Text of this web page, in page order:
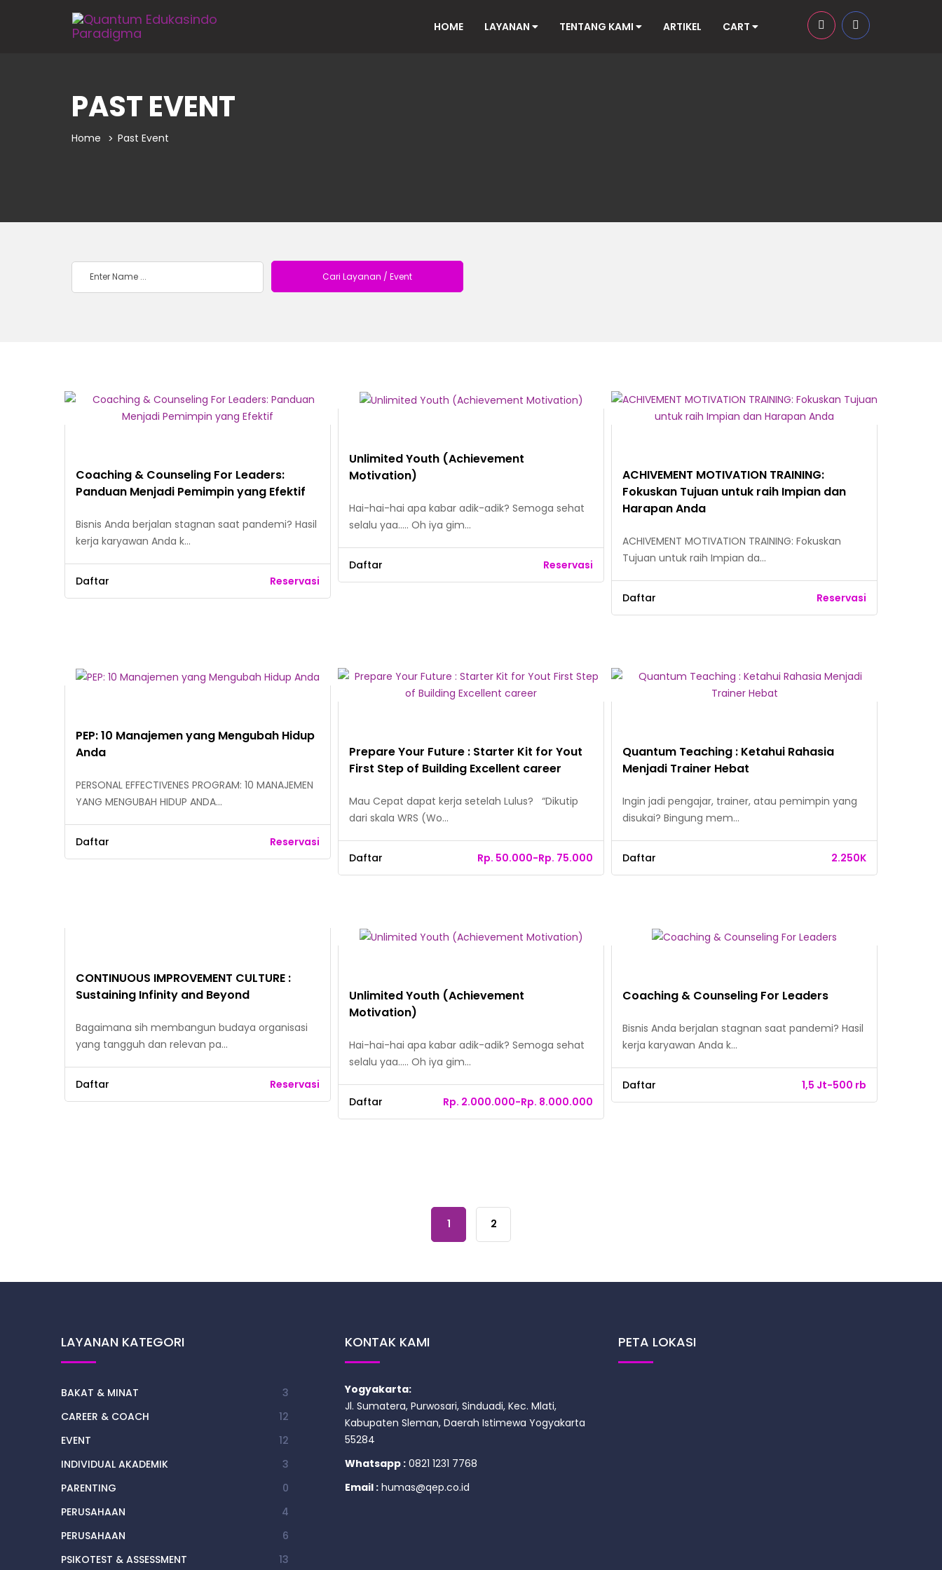
HOME LAYANAN TENTANG KAMI ARTIKEL CART
PAST EVENT
Home Past Event
Coaching & Counseling For Leaders:
Panduan Menjadi Pemimpin yang Efektif
Bisnis Anda berjalan stagnan saat pandemi? Hasil
kerja karyawan Anda k…
Daftar Reservasi
Unlimited Youth (Achievement
Motivation)
Hai-hai-hai apa kabar adik-adik? Semoga sehat
selalu yaa….. Oh iya gim…
Daftar Reservasi
ACHIVEMENT MOTIVATION TRAINING:
Fokuskan Tujuan untuk raih Impian dan
Harapan Anda
ACHIVEMENT MOTIVATION TRAINING: Fokuskan
Tujuan untuk raih Impian da…
Daftar Reservasi
PEP: 10 Manajemen yang Mengubah Hidup
Anda
PERSONAL EFFECTIVENES PROGRAM: 10 MANAJEMEN
YANG MENGUBAH HIDUP ANDA…
Daftar Reservasi
Prepare Your Future : Starter Kit for Yout
First Step of Building Excellent career
Mau Cepat dapat kerja setelah Lulus? “Dikutip
dari skala WRS (Wo…
Daftar Rp. 50.000-Rp. 75.000
Quantum Teaching : Ketahui Rahasia
Menjadi Trainer Hebat
Ingin jadi pengajar, trainer, atau pemimpin yang
disukai? Bingung mem…
Daftar 2.250K
CONTINUOUS IMPROVEMENT CULTURE :
Sustaining Infinity and Beyond
Bagaimana sih membangun budaya organisasi
yang tangguh dan relevan pa…
Daftar Reservasi
Unlimited Youth (Achievement
Motivation)
Hai-hai-hai apa kabar adik-adik? Semoga sehat
selalu yaa….. Oh iya gim…
Daftar Rp. 2.000.000-Rp. 8.000.000
Coaching & Counseling For Leaders
Bisnis Anda berjalan stagnan saat pandemi? Hasil
kerja karyawan Anda k…
Daftar 1,5 Jt-500 rb
1 2
LAYANAN KATEGORI
BAKAT & MINAT
3
CAREER & COACH
12
EVENT
12
INDIVIDUAL AKADEMIK
3
PARENTING
0
PERUSAHAAN
4
PERUSAHAAN
6
PSIKOTEST & ASSESSMENT
13
KONTAK KAMI
Yogyakarta:
Jl. Sumatera, Purwosari, Sinduadi, Kec. Mlati,
Kabupaten Sleman, Daerah Istimewa Yogyakarta
55284
Whatsapp : 0821 1231 7768
Email : humas@qep.co.id
PETA LOKASI